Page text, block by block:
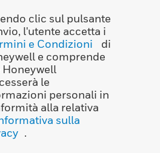
clic sul pulsante
l'utente accetta i
e Condizioni
di
e comprende
Honeywell
le
personali in
alla relativa
sulla
.